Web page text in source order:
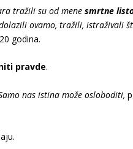
tražili su od mene smrtne
ovamo, tražili, istraživali
godina.
pravde.
nas istina može osloboditi,